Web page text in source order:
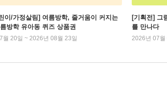
이/가정살림] 여름방학, 줄거움이 커지는
방학 유아동 퀴즈 상품권
월 20일 ~ 2026년 08월 23일
[기획전] 그
를 만나다
2026년 07월